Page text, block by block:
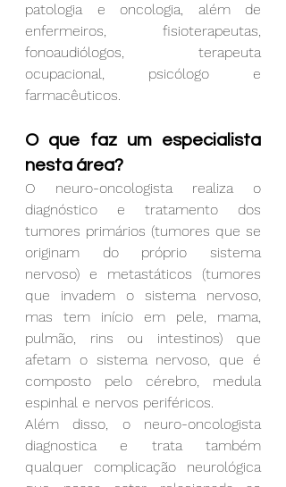
patologia e oncologia, além de
enfermeiros, fisioterapeutas,
fonoaudiólogos, terapeuta
ocupacional, psicólogo e
farmacêuticos.
O que faz um especialista
nesta área?
O neuro-oncologista realiza o
diagnóstico e tratamento dos
tumores primários (tumores que se
originam do próprio sistema
nervoso) e metastáticos (tumores
que invadem o sistema nervoso,
mas tem início em pele, mama,
pulmão, rins ou intestinos) que
afetam o sistema nervoso, que é
composto pelo cérebro, medula
espinhal e nervos periféricos.
Além disso, o neuro-oncologista
diagnostica e trata também
qualquer complicação neurológica